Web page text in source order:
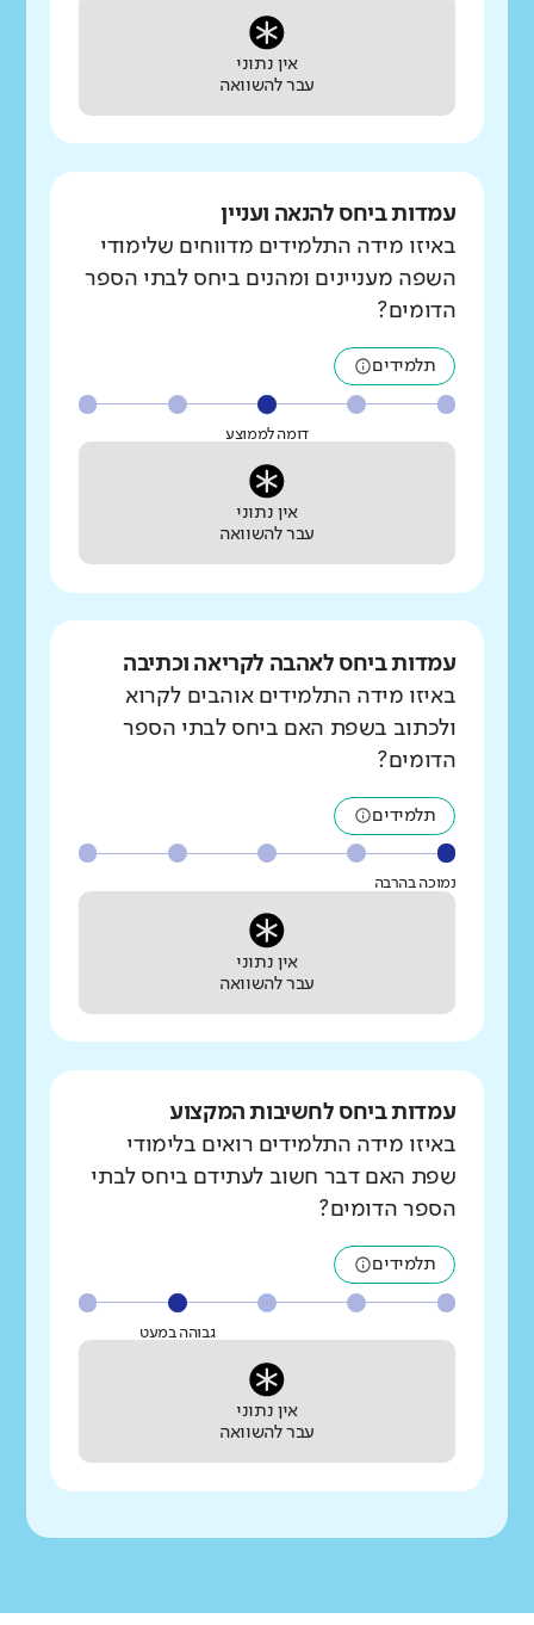
אין נתוני
עבר להשוואה
עמדות ביחס להנאה ועניין
באיזו מידה התלמידים מדווחים שלימודי
השפה מעניינים ומהנים ביחס לבתי הספר
הדומים?
תלמידים
דומה לממוצע
אין נתוני
עבר להשוואה
עמדות ביחס לאהבה לקריאה וכתיבה
באיזו מידה התלמידים אוהבים לקרוא
ולכתוב בשפת האם ביחס לבתי הספר
הדומים?
תלמידים
נמוכה בהרבה
אין נתוני
עבר להשוואה
עמדות ביחס לחשיבות המקצוע
באיזו מידה התלמידים רואים בלימודי
שפת האם דבר חשוב לעתידם ביחס לבתי
הספר הדומים?
תלמידים
גבוהה במעט
אין נתוני
עבר להשוואה